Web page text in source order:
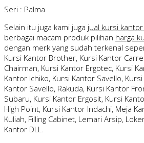
Seri : Palma
Selain itu juga kami juga jual kursi
berbagai macam produk pilihan harga
dengan merk yang sudah terkenal
Kursi Kantor Brother, Kursi Kantor
Chairman, Kursi Kantor Ergotec, Kursi
Kantor Ichiko, Kursi Kantor Savello,
Kantor Savello, Rakuda, Kursi Kantor
Subaru, Kursi Kantor Ergosit, Kursi
High Point, Kursi Kantor Indachi, Meja
Kuliah, Filling Cabinet, Lemari Arsip,
Kantor DLL.